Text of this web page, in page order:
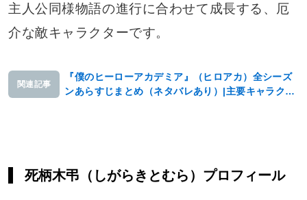
主人公同様物語の進行に合わせて成長する、厄
介な敵キャラクターです。
関連記事
『僕のヒーローアカデミア』（ヒロアカ）全シーズ
ンあらすじまとめ（ネタバレあり）|主要キャラクタ
死柄木弔（しがらきとむら）プロフィール